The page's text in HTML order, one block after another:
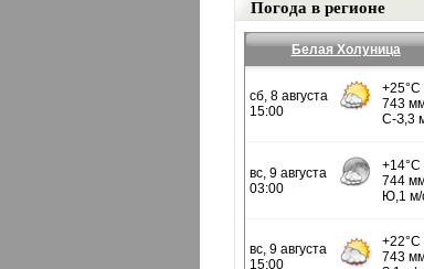
Погода в регионе
Белая Холуница